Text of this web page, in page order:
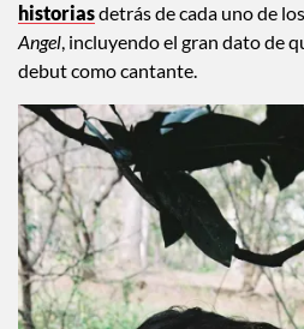
historiasdetrás de cada uno de
Angel, incluyendo el gran dato de
debut como cantante.